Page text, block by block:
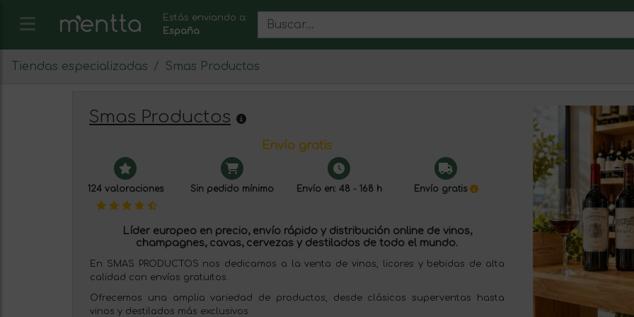
Estás enviando a:
España
Tiendas especializadas Smas Productos
Smas Productos
Envío gratis
124 valoraciones Sin pedido mínimo Envío en: 48 - 168 h Envío gratis
Líder europeo en precio, envío rápido y distribución online de vinos,
champagnes, cavas, cervezas y destilados de todo el mundo.
En SMAS PRODUCTOS nos dedicamos a la venta de vinos, licores y bebidas de alta
calidad con envíos gratuitos.
Ofrecemos una amplia variedad de productos, desde clásicos superventas hasta
vinos y destilados más exclusivos.